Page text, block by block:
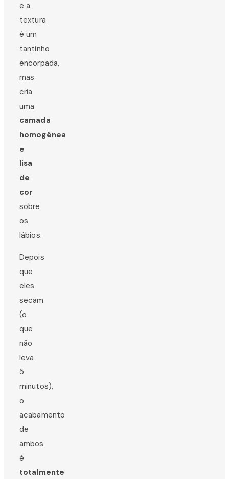
e a
textura
é um
tantinho
encorpada,
mas
cria
uma
camada
homogênea
e
lisa
de
cor
sobre
os
lábios.
Depois
que
eles
secam
(o
que
não
leva
5
minutos),
o
acabamento
de
ambos
é
totalmente